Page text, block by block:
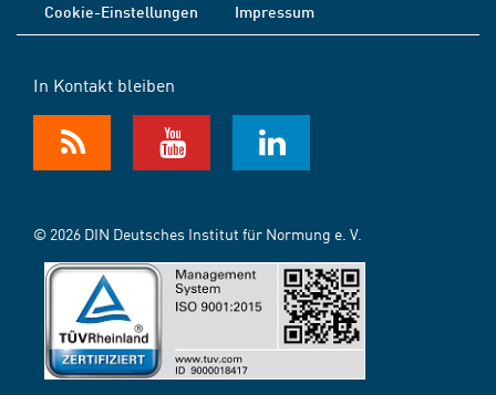
Cookie-Einstellungen
Impressum
In Kontakt bleiben
© 2026 DIN Deutsches Institut für Normung e. V.